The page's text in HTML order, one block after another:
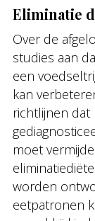
Eliminatie
Over de
studies aan
een
kan
richtlijnen dat
moet
worden
eetpatronen